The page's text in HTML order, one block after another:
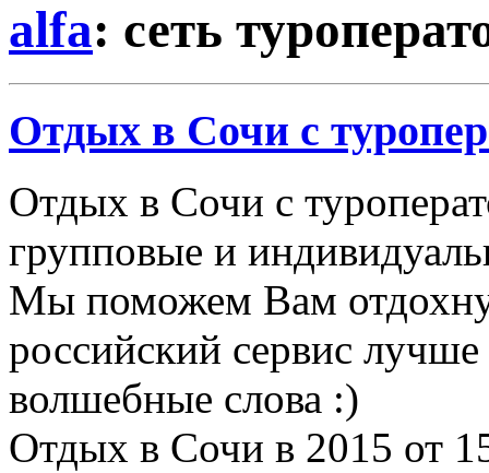
alfa: сеть
Отдых в Сочи с
Отдых в Сочи с
групповые и
Мы поможем Вам
российский сервис
волшебные слова :)
Отдых в Сочи в 2015 от